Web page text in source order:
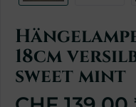
18cm
sweet mint